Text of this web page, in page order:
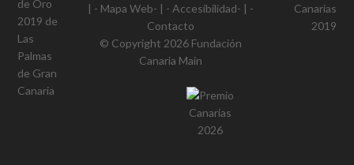
| - Mapa Web- | - Accesibilidad- | -
Contacto
© Copyright 2026 Fundación
Canaria Main